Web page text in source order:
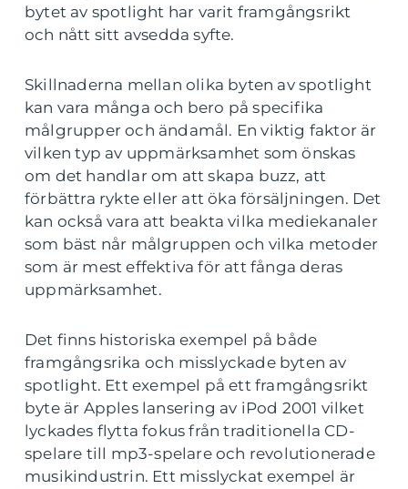
bytet av spotlight har varit framgångsrikt
och nått sitt avsedda syfte.
Skillnaderna mellan olika byten av spotlight
kan vara många och bero på specifika
målgrupper och ändamål. En viktig faktor är
vilken typ av uppmärksamhet som önskas
om det handlar om att skapa buzz, att
förbättra rykte eller att öka försäljningen. Det
kan också vara att beakta vilka mediekanaler
som bäst når målgruppen och vilka metoder
som är mest effektiva för att fånga deras
uppmärksamhet.
Det finns historiska exempel på både
framgångsrika och misslyckade byten av
spotlight. Ett exempel på ett framgångsrikt
byte är Apples lansering av iPod 2001 vilket
lyckades flytta fokus från traditionella CD-
spelare till mp3-spelare och revolutionerade
musikindustrin. Ett misslyckat exempel är